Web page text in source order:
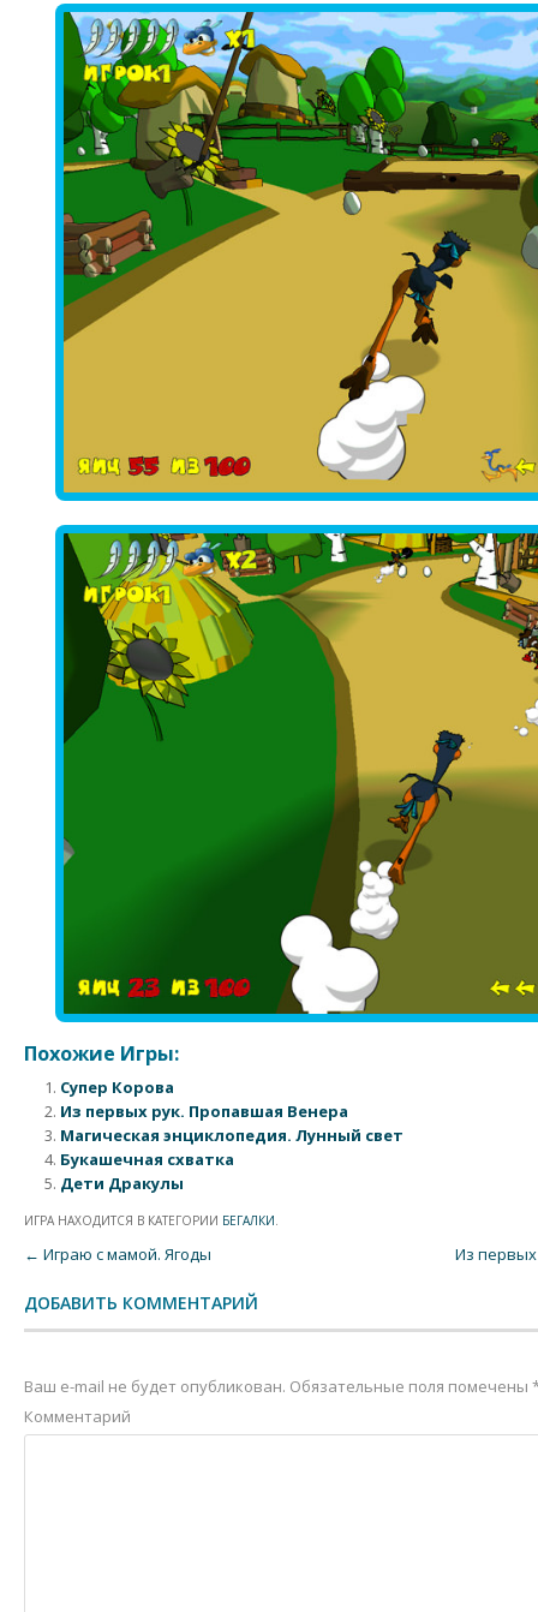
Похожие Игры:
Супер Корова
Из первых рук. Пропавшая Венера
Магическая энциклопедия. Лунный свет
Букашечная схватка
Дети Дракулы
ИГРА НАХОДИТСЯ В КАТЕГОРИИ БЕГАЛКИ.
Post navigation
← Играю с мамой. Ягоды Из
ДОБАВИТЬ КОММЕНТАРИЙ
Ваш e-mail не будет опубликован. Обязательные поля помечены
Комментарий